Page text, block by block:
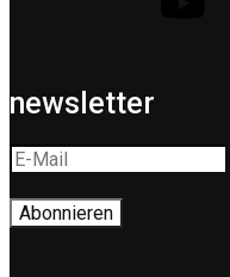
newsletter